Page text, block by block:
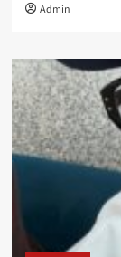
Admin